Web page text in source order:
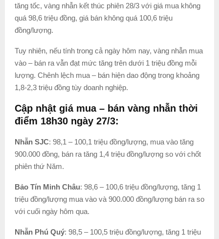
tăng tốc, vàng nhẫn kết thúc phiên 28/3 với giá mua không
quá 98,6 triệu đồng, giá bán không quá 100,6 triệu
đồng/lượng.
Tuy nhiên, nếu tính trong cả ngày hôm nay, vàng nhẫn mua
vào – bán ra vẫn đạt mức tăng trên dưới 1 triệu đồng mỗi
lượng. Chênh lệch mua – bán hiện dao động trong khoảng
1,8-2,3 triệu đồng tùy doanh nghiệp.
Cập nhật giá mua – bán vàng nhẫn thời
điểm 18h30 ngày 27/3:
Nhẫn SJC: 98,1 – 100,1 triệu đồng/lượng, mua vào tăng
900.000 đồng, bán ra tăng 1,4 triệu đồng/lượng so với chốt
phiên thứ Năm.
Bảo Tín Minh Châu: 98,6 – 100,6 triệu đồng/lượng, tăng 1
triệu đồng/lượng mua vào và 900.000 đồng/lượng bán ra so
với cuối ngày hôm qua.
Nhẫn Phú Quý: 98,5 – 100,5 triệu đồng/lượng, tăng 1 triệu